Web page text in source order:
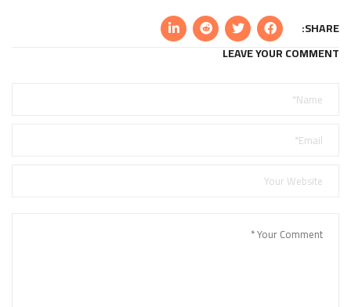
SHARE:
LEAVE YOUR COMMENT